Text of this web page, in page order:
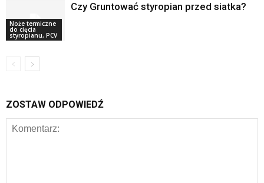
Noże termiczne
do cięcia
styropianu, PCV
Czy Gruntować styropian przed siatka?
ZOSTAW ODPOWIEDŹ